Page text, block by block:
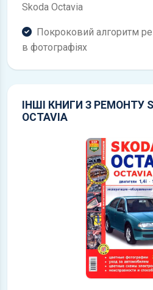
Skoda Octavia
Покроковий алгоритм
в фотографіях
ІНШІ КНИГИ З РЕМОНТУ
OCTAVIA